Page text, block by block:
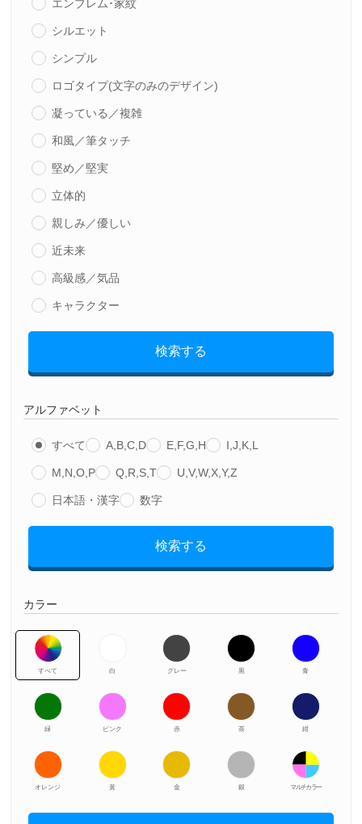
エンブレム･家紋
シルエット
シンプル
ロゴタイプ(文字のみのデザイン)
凝っている／複雑
和風／筆タッチ
堅め／堅実
立体的
親しみ／優しい
近未来
高級感／気品
キャラクター
検索する
アルファベット
すべて A,B,C,D E,F,G,H I,J,K,L
M,N,O,P Q,R,S,T U,V,W,X,Y,Z
日本語・漢字 数字
検索する
カラー
すべて 白 グレー 黒 青
緑 ピンク 赤 茶 紺
オレンジ 黃 金 銀 マルチカラー